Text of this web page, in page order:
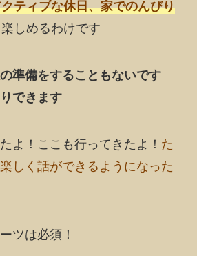
ティブな休日、家でのんびり
しめるわけです
準備をすることもないです
できます
よ！ここも行ってきたよ！ た
しく話ができるようになった
ツは必須！